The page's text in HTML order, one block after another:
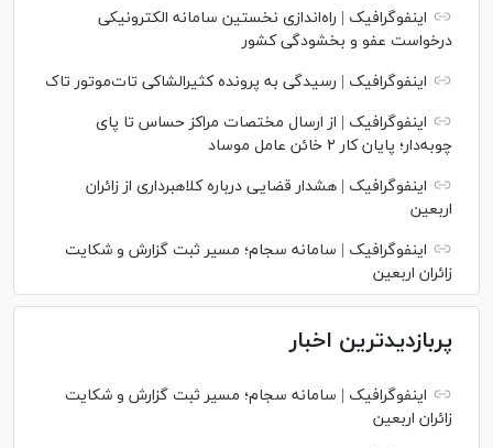
اینفوگرافیک | راه‌اندازی نخستین سامانه الکترونیکی
درخواست عفو و بخشودگی کشور
اینفوگرافیک | رسیدگی به پرونده کثیرالشاکی تات‌موتور تاک
اینفوگرافیک | از ارسال مختصات مراکز حساس تا پای
چوبه‌دار؛ پایان کار ۲ خائن عامل موساد
اینفوگرافیک | هشدار قضایی درباره کلاهبرداری از زائران
اربعین
اینفوگرافیک | سامانه سجام؛ مسیر ثبت گزارش و شکایت
زائران اربعین
پربازدیدترین اخبار
اینفوگرافیک | سامانه سجام؛ مسیر ثبت گزارش و شکایت
زائران اربعین